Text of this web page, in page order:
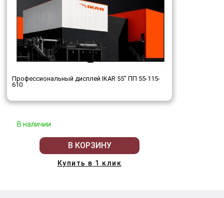
Профессиональный дисплей IKAR 55" ПП 55-115-
610
В наличии
В КОРЗИНУ
Купить в 1 клик